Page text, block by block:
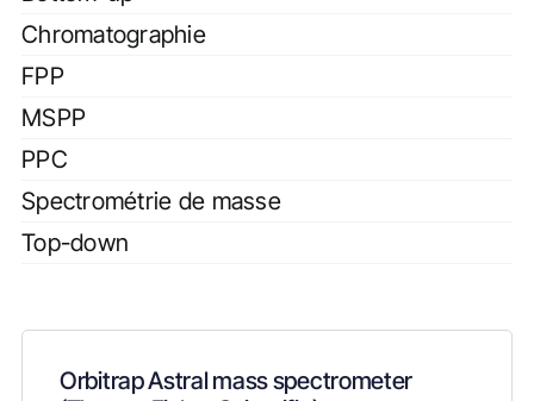
Chromatographie
FPP
MSPP
PPC
Spectrométrie de masse
Top-down
Orbitrap Astral mass spectrometer